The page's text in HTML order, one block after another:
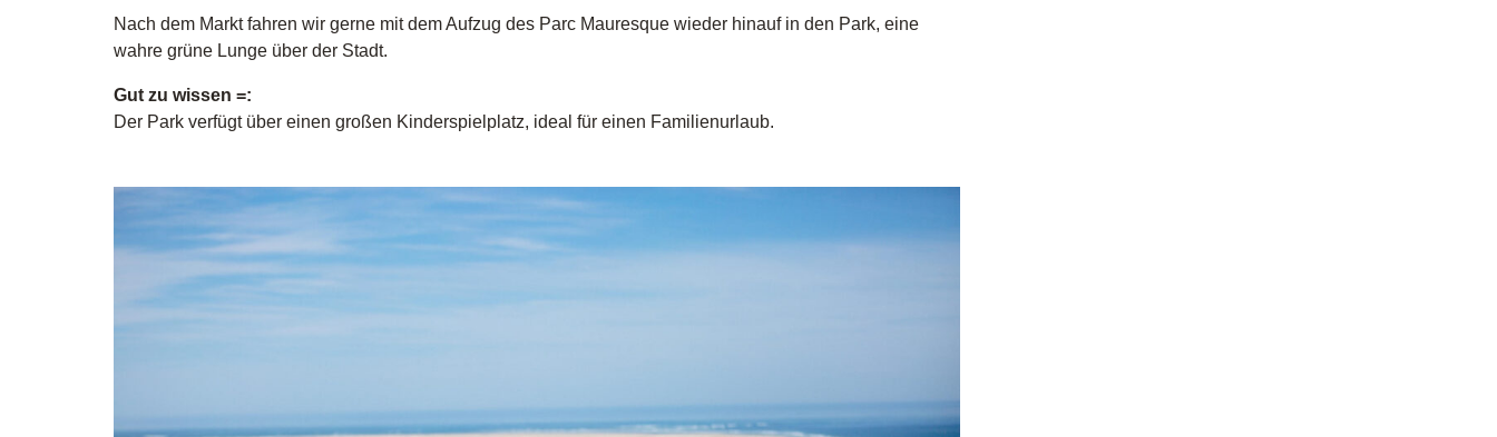
Nach dem Markt fahren wir gerne mit dem Aufzug des Parc Mauresque wieder hinauf in den Park, eine
wahre grüne Lunge über der Stadt.
Gut zu wissen =:
Der Park verfügt über einen großen Kinderspielplatz, ideal für einen Familienurlaub.